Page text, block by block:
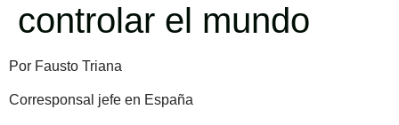
controlar el mundo
Por Fausto Triana
Corresponsal jefe en España